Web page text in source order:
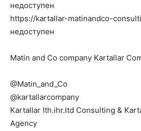
недоступен
https://kartallar-matinandco-
недоступен
Matin and Co company Kartallar
@Matin_and_Co⁩
@kartallarcompany
Kartallar Ith.ihr.ltd Consulting &
Agency